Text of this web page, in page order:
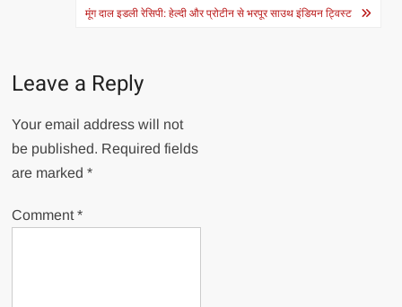
navigationमूंग दाल इडली रेसिपी: हेल्दी और प्रोटीन से भरपूर साउथ इंडियन ट्विस्ट
Leave a Reply
Your email address will not
be published. Required fields
are marked*
Comment*